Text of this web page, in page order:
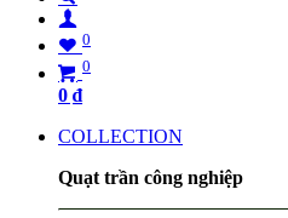
0
0
0 ₫
COLLECTION
Quạt trần công nghiệp